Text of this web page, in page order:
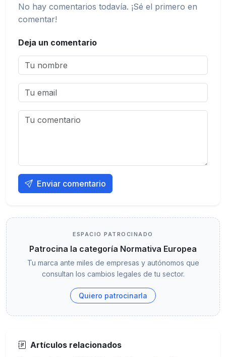
No hay comentarios todavía. ¡Sé el primero en
comentar!
Deja un comentario
Enviar comentario
ESPACIO PATROCINADO
Patrocina la categoría Normativa Europea
Tu marca ante miles de empresas y autónomos que
consultan los cambios legales de tu sector.
Quiero patrocinarla
Artículos relacionados